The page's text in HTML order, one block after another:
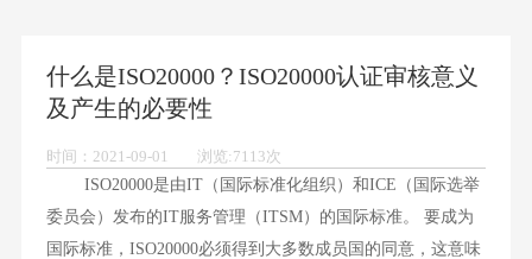
什么是ISO20000？ISO20000认证审核意义
及产生的必要性
时间：2021-09-01 浏览:7113次
ISO20000是由IT（国际标准化组织）和ICE（国际选举
委员会）发布的IT服务管理（ITSM）的国际标准。 要成为
国际标准，ISO20000必须得到大多数成员国的同意，这意味